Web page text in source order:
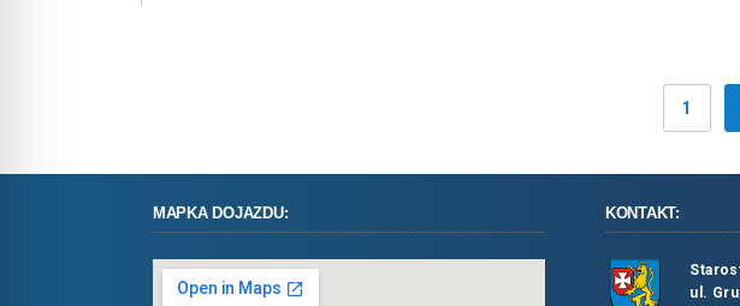
1
MAPKA DOJAZDU: KONTAKT:
ul.